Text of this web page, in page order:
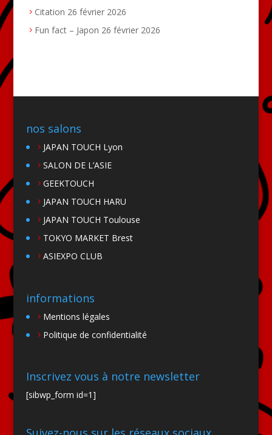
Citation 26 février 2026
Fun fact – Japon 26 février 2026
nos salons
JAPAN TOUCH Lyon
SALON DE L’ASIE
GEEKTOUCH
JAPAN TOUCH HARU
JAPAN TOUCH Toulouse
TOKYO MARKET Brest
ASIEXPO CLUB
informations
Mentions légales
Politique de confidentialité
Inscrivez vous à notre newsletter
[sibwp_form id=1]